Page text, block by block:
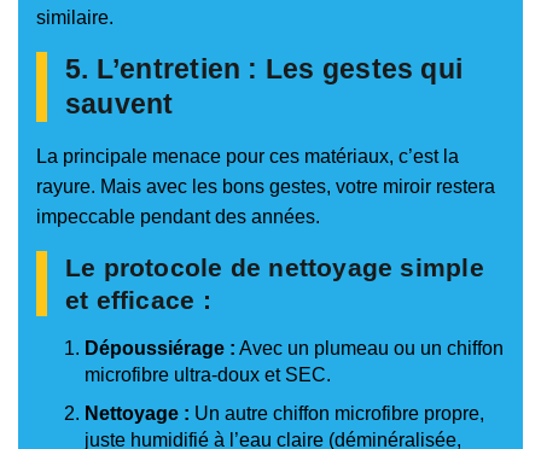
similaire.
5. L’entretien : Les gestes qui
sauvent
La principale menace pour ces matériaux, c’est la
rayure. Mais avec les bons gestes, votre miroir restera
impeccable pendant des années.
Le protocole de nettoyage simple
et efficace :
Dépoussiérage : Avec un plumeau ou un chiffon
microfibre ultra-doux et SEC.
Nettoyage : Un autre chiffon microfibre propre,
juste humidifié à l’eau claire (déminéralisée,